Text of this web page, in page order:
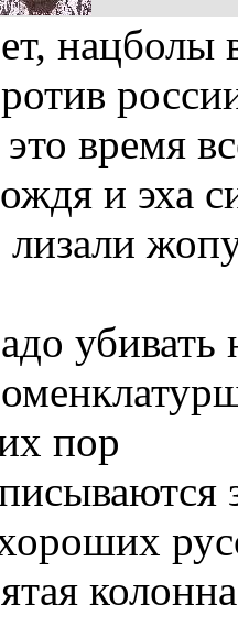
нацболы
это время
и эха
лизали
убивать
пор